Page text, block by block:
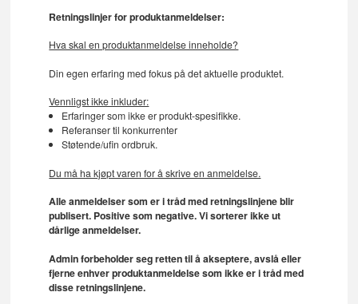
Retningslinjer for produktanmeldelser:
Hva skal en produktanmeldelse inneholde?
Din egen erfaring med fokus på det aktuelle produktet.
Vennligst ikke inkluder:
Erfaringer som ikke er produkt-spesifikke.
Referanser til konkurrenter
Støtende/ufin ordbruk.
Du må ha kjøpt varen for å skrive en anmeldelse.
Alle anmeldelser som er i tråd med retningslinjene blir
publisert. Positive som negative. Vi sorterer ikke ut
dårlige anmeldelser.
Admin forbeholder seg retten til å akseptere, avslå eller
fjerne enhver produktanmeldelse som ikke er i tråd med
disse retningslinjene.